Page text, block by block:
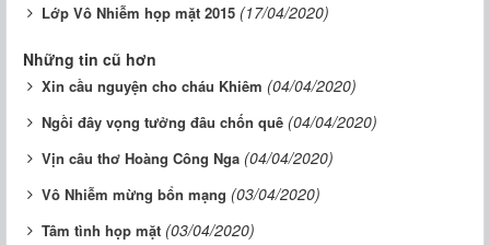
Lớp Vô Nhiễm họp mặt 2015 (17/04/2020)
Những tin cũ hơn
Xin cầu nguyện cho cháu Khiêm (04/04/2020)
Ngồi đây vọng tưởng đâu chốn quê (04/04/2020)
Vịn câu thơ Hoàng Công Nga (04/04/2020)
Vô Nhiễm mừng bổn mạng (03/04/2020)
Tâm tình họp mặt (03/04/2020)